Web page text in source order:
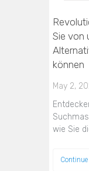
Sie von
können
May 2,
wie Sie